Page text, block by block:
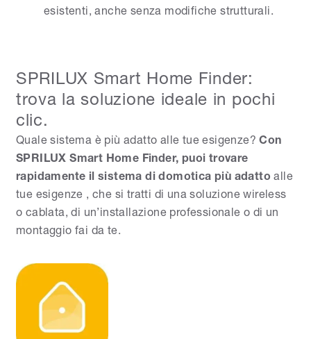
esistenti, anche senza modifiche strutturali.
SPRILUX Smart Home Finder:
trova la soluzione ideale in pochi
clic.
Quale sistema è più adatto alle tue esigenze?Con
SPRILUX Smart Home Finder, puoi trovare
rapidamente il sistema di domotica più adatto alle
tue esigenze , che si tratti di una soluzione wireless
o cablata, di un’installazione professionale o di un
montaggio fai da te.